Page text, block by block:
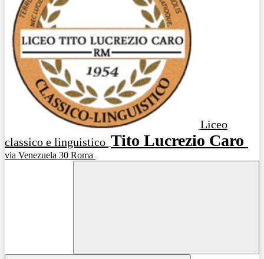
Liceo
classico e linguistico Tito Lucrezio Caro
via Venezuela 30 Roma